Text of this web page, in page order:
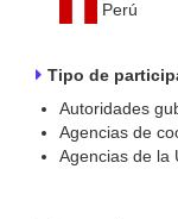
Perú
Tipo de
Autoridades
Agencias de
Agencias de la